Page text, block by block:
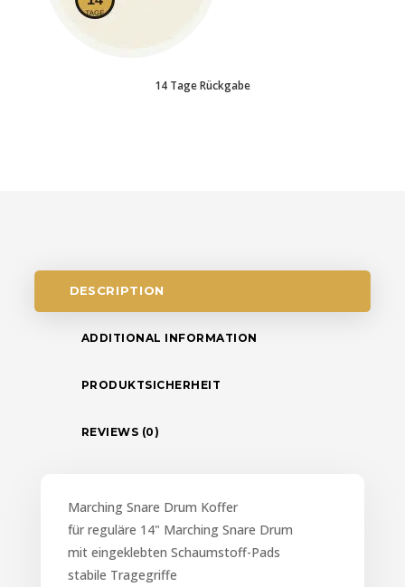
14 Tage Rückgabe
DESCRIPTION
ADDITIONAL INFORMATION
PRODUKTSICHERHEIT
REVIEWS (0)
Marching Snare Drum Koffer
für reguläre 14" Marching Snare Drum
mit eingeklebten Schaumstoff-Pads
stabile Tragegriffe